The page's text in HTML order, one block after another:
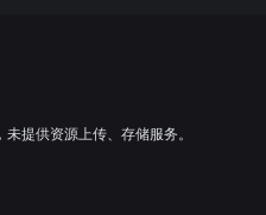
提供资源上传、存储服务。